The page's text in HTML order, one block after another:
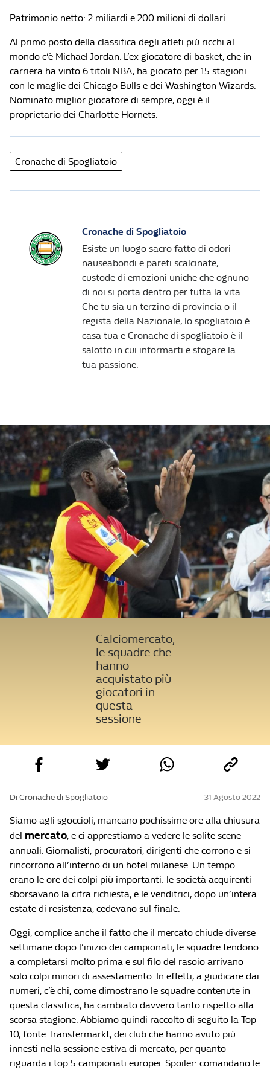
Patrimonio netto: 2 miliardi e 200 milioni di dollari
Al primo posto della classifica degli atleti più ricchi al
mondo c’è Michael Jordan. L’ex giocatore di basket, che in
carriera ha vinto 6 titoli NBA, ha giocato per 15 stagioni
con le maglie dei Chicago Bulls e dei Washington Wizards.
Nominato miglior giocatore di sempre, oggi è il
proprietario dei Charlotte Hornets.
Cronache di Spogliatoio
Cronache di Spogliatoio
Esiste un luogo sacro fatto di odori
nauseabondi e pareti scalcinate,
custode di emozioni uniche che ognuno
di noi si porta dentro per tutta la vita.
Che tu sia un terzino di provincia o il
regista della Nazionale, lo spogliatoio è
casa tua e Cronache di spogliatoio è il
salotto in cui informarti e sfogare la
tua passione.
Calciomercato,
le squadre che
hanno
acquistato più
giocatori in
questa
sessione
Di Cronache di Spogliatoio 31 Agosto 2022
Siamo agli sgoccioli, mancano pochissime ore alla chiusura
del mercato, e ci apprestiamo a vedere le solite scene
annuali. Giornalisti, procuratori, dirigenti che corrono e si
rincorrono all’interno di un hotel milanese. Un tempo
erano le ore dei colpi più importanti: le società acquirenti
sborsavano la cifra richiesta, e le venditrici, dopo un’intera
estate di resistenza, cedevano sul finale.
Oggi, complice anche il fatto che il mercato chiude diverse
settimane dopo l’inizio dei campionati, le squadre tendono
a completarsi molto prima e sul filo del rasoio arrivano
solo colpi minori di assestamento. In effetti, a giudicare dai
numeri, c’è chi, come dimostrano le squadre contenute in
questa classifica, ha cambiato davvero tanto rispetto alla
scorsa stagione. Abbiamo quindi raccolto di seguito la Top
10, fonte Transfermarkt, dei club che hanno avuto più
innesti nella sessione estiva di mercato, per quanto
riguarda i top 5 campionati europei. Spoiler: comandano le